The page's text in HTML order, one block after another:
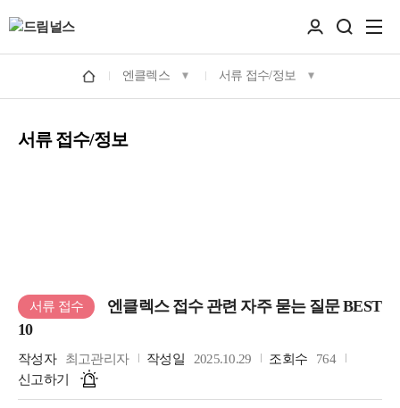
엔클렉스 서류 접수/정보
서류 접수/정보
서류 접수
엔클렉스 접수 관련 자주 묻는 질문 BEST
10
작성자 최고관리자 작성일 2025.10.29 조회수
764
신고하기